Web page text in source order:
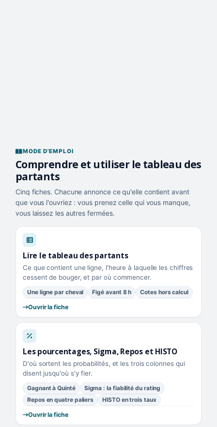
MODE D'EMPLOI
Comprendre et utiliser le tableau des
partants
Cinq fiches. Chacune annonce ce qu'elle contient avant
que vous l'ouvriez : vous prenez celle qui vous manque,
vous laissez les autres fermées.
Lire le tableau des partants
Ce que contient une ligne, l'heure à laquelle les chiffres
cessent de bouger, et par où commencer.
Une ligne par cheval Figé avant 8 h Cotes hors calcul
Ouvrir la fiche
Les pourcentages, Sigma, Repos et HISTO
D'où sortent les probabilités, et les trois colonnes qui
disent jusqu'où s'y fier.
Gagnant à Quinté
Sigma : la fiabilité du rating
Repos en quatre paliers
HISTO en trois taux
Ouvrir la fiche